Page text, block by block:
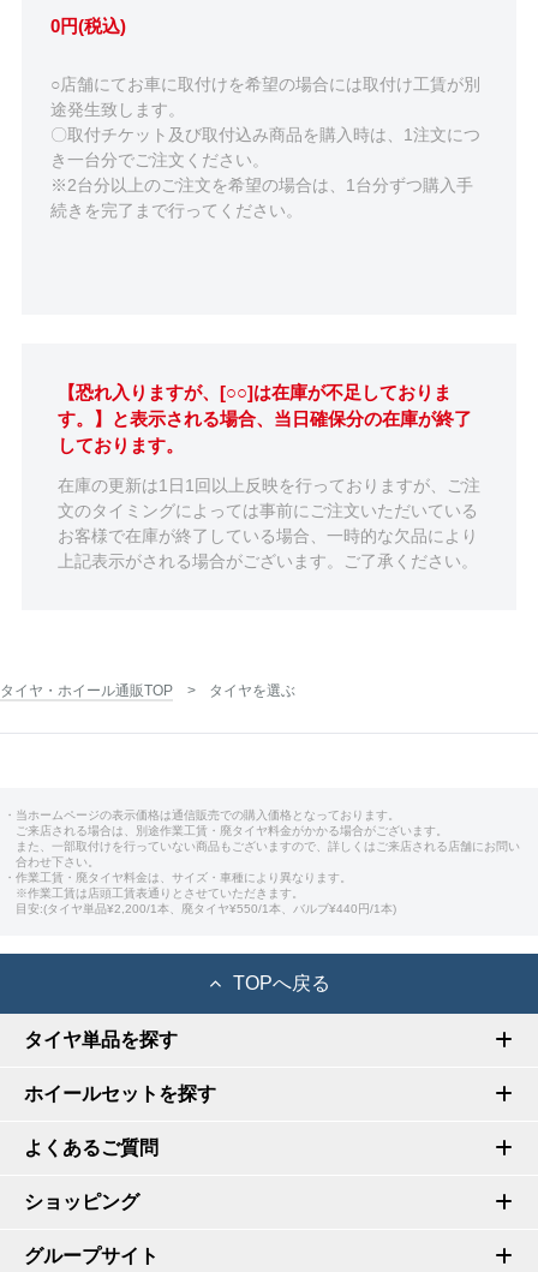
0円(税込)
○店舗にてお車に取付けを希望の場合には取付け工賃が別
途発生致します。
〇取付チケット及び取付込み商品を購入時は、1注文につ
き一台分でご注文ください。
※2台分以上のご注文を希望の場合は、1台分ずつ購入手
続きを完了まで行ってください。
【恐れ入りますが、[○○]は在庫が不足しておりま
す。】と表示される場合、当日確保分の在庫が終了
しております。
在庫の更新は1日1回以上反映を行っておりますが、ご注
文のタイミングによっては事前にご注文いただいている
お客様で在庫が終了している場合、一時的な欠品により
上記表示がされる場合がございます。ご了承ください。
タイヤ・ホイール通販TOP タイヤを選ぶ
・当ホームページの表示価格は通信販売での購入価格となっております。
ご来店される場合は、別途作業工賃・廃タイヤ料金がかかる場合がございます。
また、一部取付けを行っていない商品もございますので、詳しくはご来店される店舗にお問い
合わせ下さい。
・作業工賃・廃タイヤ料金は、サイズ・車種により異なります。
※作業工賃は店頭工賃表通りとさせていただきます。
目安:(タイヤ単品¥2,200/1本、廃タイヤ¥550/1本、バルブ¥440円/1本)
TOPへ戻る
タイヤ単品を探す
ホイールセットを探す
よくあるご質問
ショッピング
グループサイト